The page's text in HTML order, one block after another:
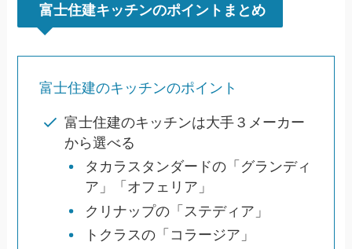
富士住建キッチンのポイントまとめ
富士住建のキッチンのポイント
富士住建のキッチンは大手３メーカー
から選べる
タカラスタンダードの「グランディ
ア」「オフェリア」
クリナップの「ステディア」
トクラスの「コラージア」